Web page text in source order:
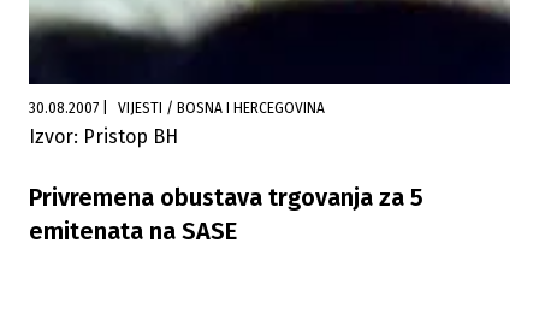
30.08.2007 VIJESTI / BOSNA I HERCEGOVINA
Izvor: Pristop BH
Privremena obustava trgovanja za 5
emitenata na SASE